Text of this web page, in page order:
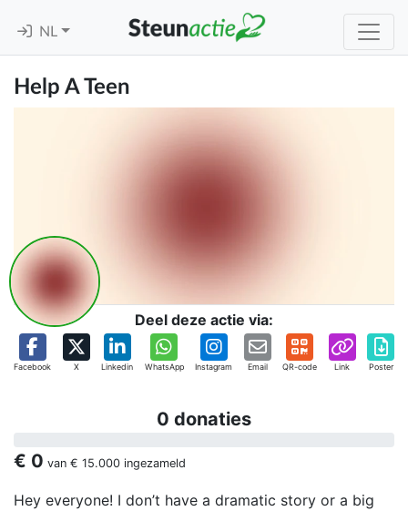
NL
Help A Teen
Deel deze actie via:
Facebook X Linkedin WhatsApp Instagram Email QR-code Link Poster
0 donaties
€ 0 van € 15.000 ingezameld
Hey everyone! I don’t have a dramatic story or a big